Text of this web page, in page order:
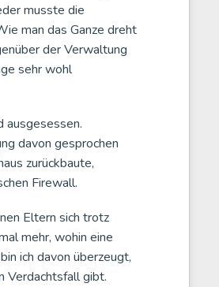
musste die
man das Ganze dreht
der Verwaltung
sehr wohl
ausgesessen.
davon gesprochen
zurückbaute,
Firewall.
Eltern sich trotz
mehr, wohin eine
ich davon überzeugt,
Verdachtsfall gibt.